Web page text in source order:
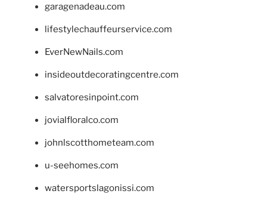
garagenadeau.com
lifestylechauffeurservice.com
EverNewNails.com
insideoutdecoratingcentre.com
salvatoresinpoint.com
jovialfloralco.com
johnlscotthometeam.com
u-seehomes.com
watersportslagonissi.com